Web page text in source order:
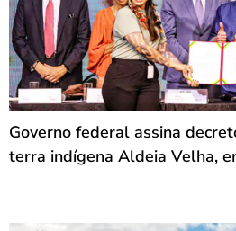
Governo federal assina
terra indígena Aldeia Velha,